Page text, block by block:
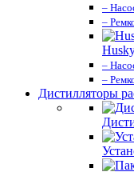
–
–
–
–
Дистилляторы